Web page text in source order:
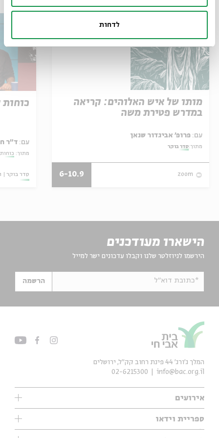
לדחות
מותו של איש האלוהים: קריאה
במדרש פטירת משה
עם:
מתוך:סדר בוקר
zoom
6-10.9
עם: ד"ר
מתוך:
סדר בוקר
הישארו מעודכנים
הירשמו לניוזלטר שלנו וקבלו עדכונים ישר למייל
*כתובת דוא"ל הרשמה
אירועים
עיון
אנגלית
ספריית וידאו
ילדים
המלך ג'ורג' 44 פינת רחוב קק״ל, ירושלים
info@bac.org.il
02-6215300